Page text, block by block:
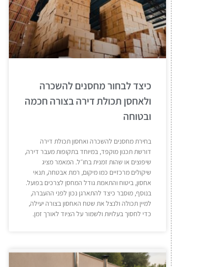
כיצד לבחור מחסנים להשכרה
ולאחסן תכולת דירה בצורה חכמה
ובטוחה
בחירת מחסנים להשכרה ואחסון תכולת דירה
דורשת תכנון מוקפד, במיוחד בתקופות מעבר דירה,
שיפוצים או שהות זמנית בחו״ל. המאמר מציג
שיקולים מרכזיים כמו מיקום, רמת אבטחה, תנאי
אחסון, ביטוח והתאמת גודל המחסן לצרכים בפועל.
בנוסף, מוסבר כיצד להתארגן נכון לפני ההעברה,
למיין תכולה ולנצל את שטח האחסון בצורה יעילה,
כדי לחסוך בעלויות ולשמור על הציוד לאורך זמן.